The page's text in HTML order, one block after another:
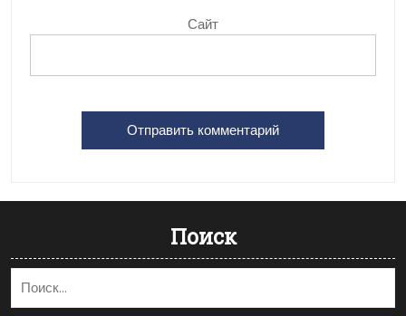
Сайт
Поиск